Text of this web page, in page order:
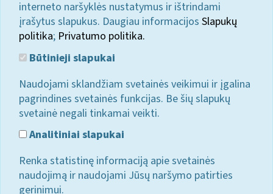
interneto naršyklės nustatymus ir ištrindami
įrašytus slapukus. Daugiau informacijos Slapukų
politika; Privatumo politika.
Būtinieji slapukai
Naudojami sklandžiam svetainės veikimui ir įgalina
pagrindines svetainės funkcijas. Be šių slapukų
svetainė negali tinkamai veikti.
Analitiniai slapukai
Renka statistinę informaciją apie svetainės
naudojimą ir naudojami Jūsų naršymo patirties
gerinimui.